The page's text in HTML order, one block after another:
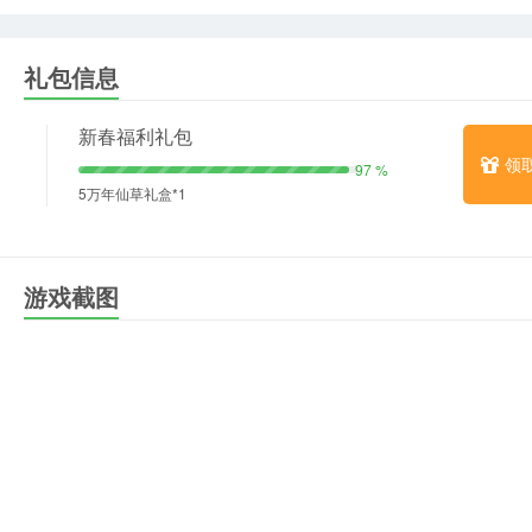
礼包信息
新春福利礼包
97 %
5万年仙草礼盒*1
领
游戏截图